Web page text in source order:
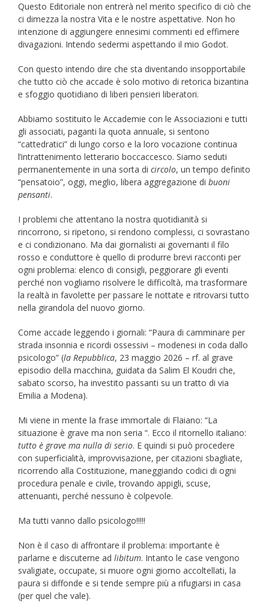
Questo Editoriale non entrerà nel merito specifico di ciò che
ci dimezza la nostra Vita e le nostre aspettative. Non ho
intenzione di aggiungere ennesimi commenti ed effimere
divagazioni. Intendo sedermi aspettando il mio Godot.
Con questo intendo dire che sta diventando insopportabile
che tutto ciò che accade è solo motivo di retorica bizantina
e sfoggio quotidiano di liberi pensieri liberatori.
Abbiamo sostituito le Accademie con le Associazioni e tutti
gli associati, paganti la quota annuale, si sentono
“cattedratici” di lungo corso e la loro vocazione continua
l’intrattenimento letterario boccaccesco. Siamo seduti
permanentemente in una sorta di circolo, un tempo definito
“pensatoio”, oggi, meglio, libera aggregazione di buoni
pensanti.
I problemi che attentano la nostra quotidianità si
rincorrono, si ripetono, si rendono complessi, ci sovrastano
e ci condizionano. Ma dai giornalisti ai governanti il filo
rosso e conduttore è quello di produrre brevi racconti per
ogni problema: elenco di consigli, peggiorare gli eventi
perché non vogliamo risolvere le difficoltà, ma trasformare
la realtà in favolette per passare le nottate e ritrovarsi tutto
nella girandola del nuovo giorno.
Come accade leggendo i giornali: “Paura di camminare per
strada insonnia e ricordi ossessivi – modenesi in coda dallo
psicologo” (la Repubblica, 23 maggio 2026 – rf. al grave
episodio della macchina, guidata da Salim El Koudri che,
sabato scorso, ha investito passanti su un tratto di via
Emilia a Modena).
Mi viene in mente la frase immortale di Flaiano: “La
situazione è grave ma non seria “. Ecco il ritornello italiano:
tutto è grave ma nulla di serio. E quindi si può procedere
con superficialità, improvvisazione, per citazioni sbagliate,
ricorrendo alla Costituzione, maneggiando codici di ogni
procedura penale e civile, trovando appigli, scuse,
attenuanti, perché nessuno è colpevole.
Ma tutti vanno dallo psicologo!!!!!
Non è il caso di affrontare il problema: importante è
parlarne e discuterne ad libitum. Intanto le case vengono
svaligiate, occupate, si muore ogni giorno accoltellati, la
paura si diffonde e si tende sempre più a rifugiarsi in casa
(per quel che vale).